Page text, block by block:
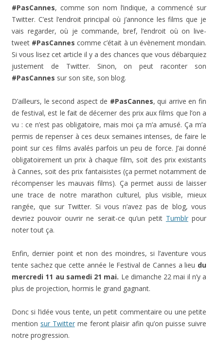
#PasCannes, comme son nom l’indique, a commencé sur
Twitter. C’est l’endroit principal où j’annonce les films que je
vais regarder, où je commande, bref, l’endroit où on live-
tweet #PasCannes comme c’était à un évènement mondain.
Si vous lisez cet article il y a des chances que vous débarquiez
justement de Twitter. Sinon, on peut raconter son
#PasCannes sur son site, son blog.
D’ailleurs, le second aspect de #PasCannes, qui arrive en fin
de festival, est le fait de décerner des prix aux films que l’on a
vu : ce n’est pas obligatoire, mais moi ça m’a amusé. Ça m’a
permis de repenser à ces deux semaines intenses, de faire le
point sur ces films avalés parfois un peu de force. J’ai donné
obligatoirement un prix à chaque film, soit des prix existants
à Cannes, soit des prix fantaisistes (ça permet notamment de
récompenser les mauvais films). Ça permet aussi de laisser
une trace de notre marathon culturel, plus visible, mieux
rangée, que sur Twitter. Si vous n’avez pas de blog, vous
devriez pouvoir ouvrir ne serait-ce qu’un petit Tumblrpour
noter tout ça.
Enfin, dernier point et non des moindres, si l’aventure vous
tente sachez que cette année le Festival de Cannes a lieu du
mercredi 11 au samedi 21 mai. Le dimanche 22 mai il n’y a
plus de projection, hormis le grand gagnant.
Donc si l’idée vous tente, un petit commentaire ou une petite
mention sur Twitterme feront plaisir afin qu’on puisse suivre
notre progression.